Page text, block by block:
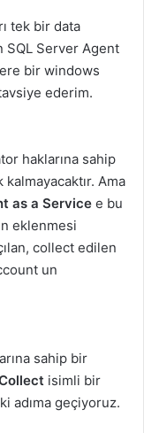
tek bir data
SQL Server Agent
bir windows
ederim.
haklarına sahip
Ama
as a Service e bu
eklenmesi
collect edilen
un
sahip bir
isimli bir
adıma geçiyoruz.